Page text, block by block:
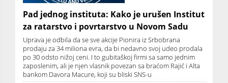
Pad jednog instituta: Kako je urušen Institut
za ratarstvo i povrtarstvo u Novom Sadu
Uprava je odbila da se sve akcije Pionira iz Srbobrana
prodaju za 34 miliona evra, da bi nedavno svoj udeo prodala
po 30 odsto nižoj ceni. I to gubitaškoj firmi sa samo jednim
zaposlenim, ali je njen vlasnik povezan sa braćom Rajić i Alta
bankom Davora Macure, koji su bliski SNS-u